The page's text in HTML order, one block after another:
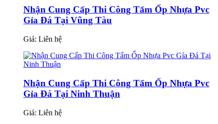
Nhận Cung Cấp Thi Công Tấm Ốp Nhựa Pvc
Gỉa Đá Tại Vũng Tàu
Giá: Liên hệ
Nhận Cung Cấp Thi Công Tấm Ốp Nhựa Pvc
Gỉa Đá Tại Ninh Thuận
Giá: Liên hệ